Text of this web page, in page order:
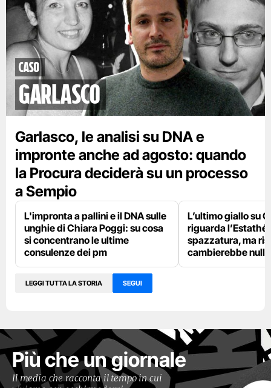
caso
garlasco
Garlasco, le analisi su DNA e
impronte anche ad agosto: quando
la Procura deciderà su un processo
a Sempio
L'impronta a pallini e il DNA sulle
unghie di Chiara Poggi: su cosa
si concentrano le ultime
consulenze dei pm
L’ultimo giallo su
riguarda
spazzatura, ma
cambierebbe nulla
LEGGI TUTTA LA STORIA SEGUI
Più che un giornale
Il media che racconta il tempo in cui